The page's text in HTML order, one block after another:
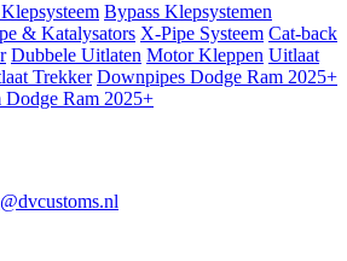
Bypass Klepsystemen
& Katalysators X-Pipe Systeem Cat-back
Dubbele Uitlaten Motor Kleppen Uitlaat
Trekker Downpipes Dodge Ram 2025+
Dodge Ram 2025+